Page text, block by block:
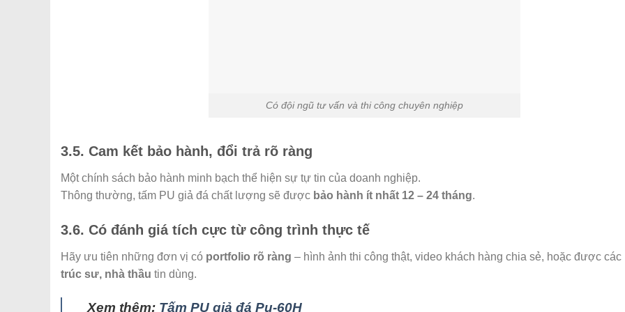
Có đội ngũ tư vấn và thi công chuyên nghiệp
3.5. Cam kết bảo hành, đổi trả rõ ràng
Một chính sách bảo hành minh bạch thể hiện sự tự tin của doanh nghiệp.
Thông thường, tấm PU giả đá chất lượng sẽ được bảo hành ít nhất 12 – 24 tháng.
3.6. Có đánh giá tích cực từ công trình thực tế
Hãy ưu tiên những đơn vị có portfolio rõ ràng – hình ảnh thi công thật, video khách hàng chia sẻ, hoặc được các
trúc sư, nhà thầu tin dùng.
Xem thêm: Tấm PU giả đá Pu-60H